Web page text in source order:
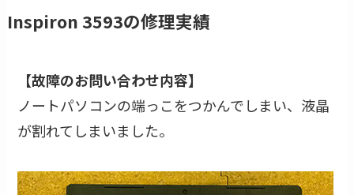
Inspiron 3593の修理実績
【故障のお問い合わせ内容】
ノートパソコンの端っこをつかんでしまい、液晶
が割れてしまいました。